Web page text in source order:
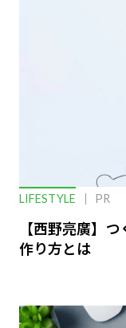
LIFESTYLE PR
【西野亮廣】
作り方とは